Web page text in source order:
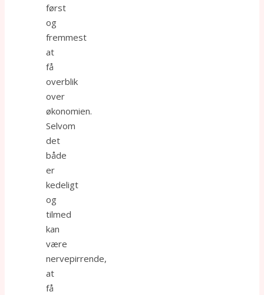
først
og
fremmest
at
få
overblik
over
økonomien.
Selvom
det
både
er
kedeligt
og
tilmed
kan
være
nervepirrende,
at
få